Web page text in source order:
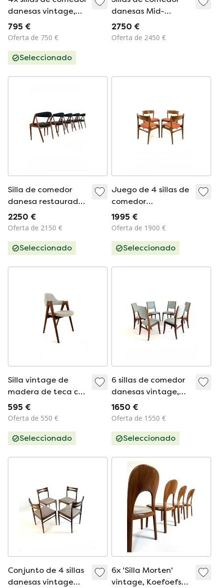
danesas vintage,
Dyrlund '80
795 €
Oferta de 750 €
Seleccionado
danesas Mid-
Century de teca de
Ejner Larsen & Aksel
2750 €
Oferta de 2450 €
Silla de comedor
danesa restaurada
5 veces, Kai
Kristiansen '60
2250 €
Oferta de 2150 €
Seleccionado
Juego de 4 sillas de
comedor
restauradas, Erik
Buch '70
1995 €
Oferta de 1900 €
Seleccionado
Silla vintage de
madera de teca con
forma de brújula,
Kai Kristiansen '60
595 €
Oferta de 550 €
Seleccionado
6 sillas de comedor
danesas vintage,
Fábrica de Muebles
Skovby '70
1650 €
Oferta de 1550 €
Seleccionado
Conjunto de 4 sillas
danesas vintage
6x 'Silla Morten'
vintage, Koefoefs